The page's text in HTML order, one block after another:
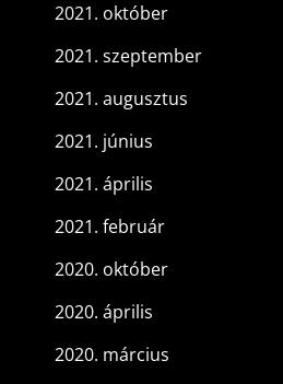
2021. október
2021. szeptember
2021. augusztus
2021. június
2021. április
2021. február
2020. október
2020. április
2020. március